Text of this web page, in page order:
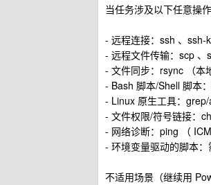
当任务涉及以下任意操
- 远程连接：ssh 、ssh-
- 远程文件传输：scp 、
- 文件同步：rsync （本
- Bash 脚本/Shell 脚本
- Linux 原生工具：
- 文件权限/符号链接：
- 网络诊断：ping （
- 环境变量驱动的脚本
不适用场景（继续用